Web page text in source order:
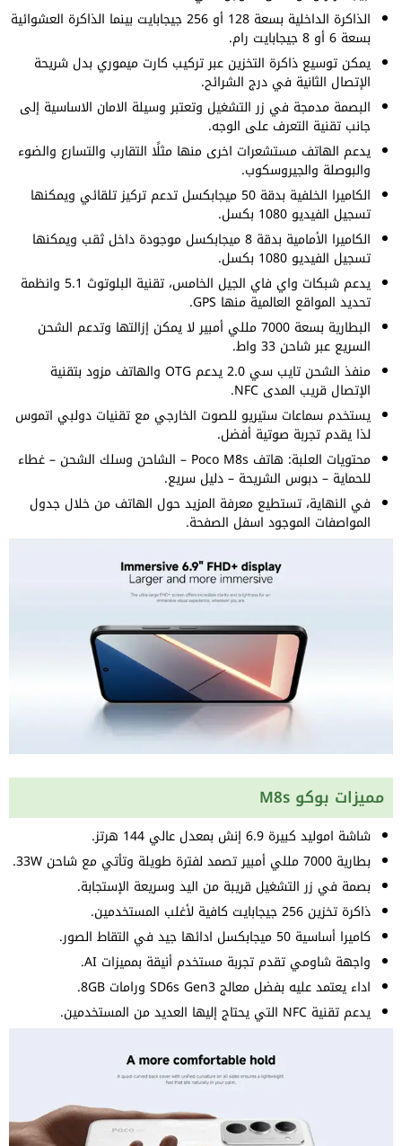
الذاكرة الداخلية بسعة 128 أو 256 جيجابايت بينما الذاكرة العشوائية
بسعة 6 أو 8 جيجابايت رام.
يمكن توسيع ذاكرة التخزين عبر تركيب كارت ميموري بدل شريحة
الإتصال الثانية في درج الشرائح.
البصمة مدمجة في زر التشغيل وتعتبر وسيلة الامان الاساسية إلى
جانب تقنية التعرف على الوجه.
يدعم الهاتف مستشعرات اخرى منها مثلًا التقارب والتسارع والضوء
والبوصلة والجيروسكوب.
الكاميرا الخلفية بدقة 50 ميجابكسل تدعم تركيز تلقائي ويمكنها
تسجيل الفيديو 1080 بكسل.
الكاميرا الأمامية بدقة 8 ميجابكسل موجودة داخل ثقب ويمكنها
تسجيل الفيديو 1080 بكسل.
يدعم شبكات واي فاي الجيل الخامس، تقنية البلوتوث 5.1 وانظمة
تحديد المواقع العالمية منها GPS.
البطارية بسعة 7000 مللي أمبير لا يمكن إزالتها وتدعم الشحن
السريع عبر شاحن 33 واط.
منفذ الشحن تايب سي 2.0 يدعم OTG والهاتف مزود بتقنية
الإتصال قريب المدى NFC.
يستخدم سماعات ستيريو للصوت الخارجي مع تقنيات دولبي اتموس
لذا يقدم تجربة صوتية أفضل.
محتويات العلبة: هاتف Poco M8s – الشاحن وسلك الشحن – غطاء
للحماية – دبوس الشريحة – دليل سريع.
في النهاية، تستطيع معرفة المزيد حول الهاتف من خلال جدول
المواصفات الموجود اسفل الصفحة.
مميزات بوكو M8s
شاشة اموليد كبيرة 6.9 إنش بمعدل عالي 144 هرتز.
بطارية 7000 مللي أمبير تصمد لفترة طويلة وتأتي مع شاحن 33W.
بصمة في زر التشغيل قريبة من اليد وسريعة الإستجابة.
ذاكرة تخزين 256 جيجابايت كافية لأغلب المستخدمين.
كاميرا أساسية 50 ميجابكسل ادائها جيد في التقاط الصور.
واجهة شاومي تقدم تجربة مستخدم أنيقة بمميزات AI.
اداء يعتمد عليه بفضل معالج SD6s Gen3 ورامات 8GB.
يدعم تقنية NFC التي يحتاج إليها العديد من المستخدمين.